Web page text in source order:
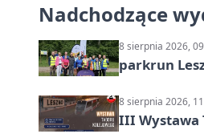
Nadchodzące
8 sierpnia 2026,
parkrun
8 sierpnia 2026,
III Wystawa